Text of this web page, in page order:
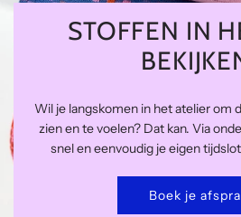
STOFFEN IN
Wil je langskomen in het atelier om
zien en te voelen? Dat kan. Via
snel en eenvoudig je eigen
Boek je